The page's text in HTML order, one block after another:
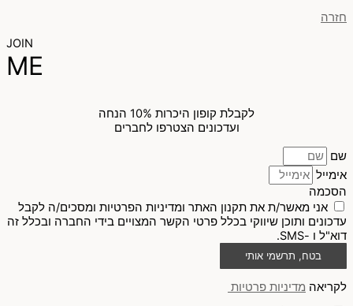
חזרה
JOIN
ME
לקבלת קופון היכרות 10% הנחה
ועדכונים הצטרפו לחברים
שם
אימייל
הסכמה
אני מאשר/ת את תקנון האתר ומדיניות הפרטיות ומסכים/ה לקבל
עדכונים ותוכן שיווקי בכלל פרטי הקשר המצויים בידי החברה ובכלל זה
דוא"ל ו -SMS.
בטח, תרשמי אותי
לקריאה מדיניות פרטיות